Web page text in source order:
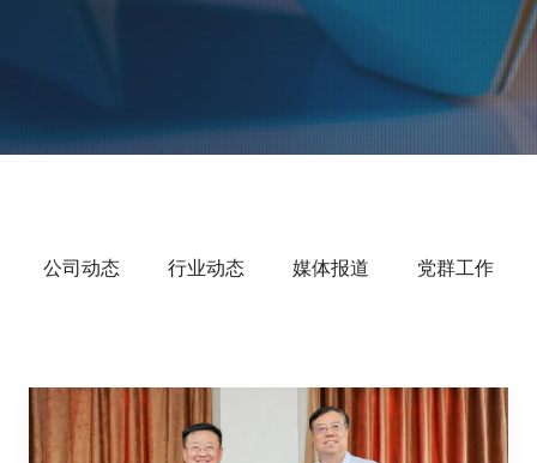
公司动态 行业动态 媒体报道 党群工作